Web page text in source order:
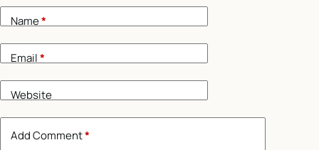
Name*
Email*
Website
Add Comment*